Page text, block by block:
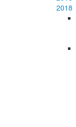
2018